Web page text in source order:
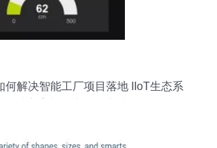
何解决智能工厂项目落地 IIoT生态系